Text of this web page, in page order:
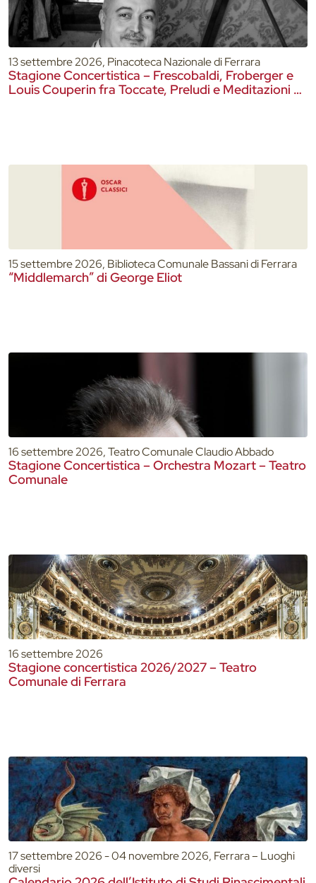
13 settembre 2026, Pinacoteca Nazionale di Ferrara
Stagione Concertistica – Frescobaldi, Froberger e
Louis Couperin fra Toccate, Preludi e Meditazioni –
15 settembre 2026, Biblioteca Comunale Bassani di Ferrara
“Middlemarch” di George Eliot
16 settembre 2026, Teatro Comunale Claudio Abbado
Stagione Concertistica – Orchestra Mozart – Teatro
Comunale
16 settembre 2026
Stagione concertistica 2026/2027 – Teatro
Comunale di Ferrara
17 settembre 2026 - 04 novembre 2026, Ferrara – Luoghi
diversi